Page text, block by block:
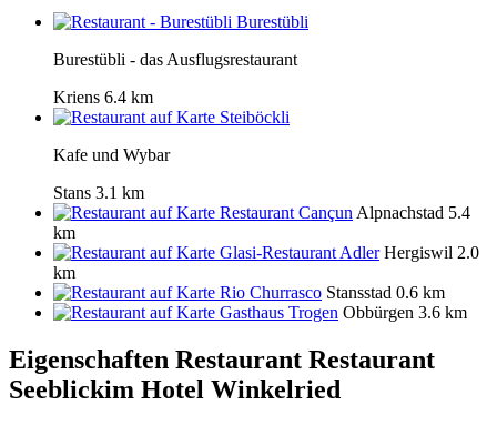
Burestübli
Burestübli - das Ausflugsrestaurant
Kriens 6.4 km
Steiböckli
Kafe und Wybar
Stans 3.1 km
Restaurant Cançun Alpnachstad 5.4
km
Glasi-Restaurant Adler Hergiswil 2.0
km
Rio Churrasco Stansstad 0.6 km
Gasthaus Trogen Obbürgen 3.6 km
Eigenschaften Restaurant Restaurant
Seeblickim Hotel Winkelried